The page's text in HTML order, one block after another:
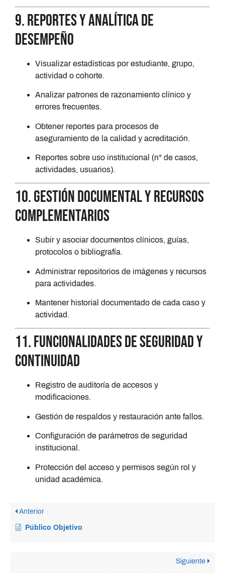
9. Reportes y analítica de
desempeño
Visualizar estadísticas por estudiante, grupo,
actividad o cohorte.
Analizar patrones de razonamiento clínico y
errores frecuentes.
Obtener reportes para procesos de
aseguramiento de la calidad y acreditación.
Reportes sobre uso institucional (n° de casos,
actividades, usuarios).
10. Gestión documental y recursos
complementarios
Subir y asociar documentos clínicos, guías,
protocolos o bibliografía.
Administrar repositorios de imágenes y recursos
para actividades.
Mantener historial documentado de cada caso y
actividad.
11. Funcionalidades de seguridad y
continuidad
Registro de auditoría de accesos y
modificaciones.
Gestión de respaldos y restauración ante fallos.
Configuración de parámetros de seguridad
institucional.
Protección del acceso y permisos según rol y
unidad académica.
Anterior
Público Objetivo
Siguiente